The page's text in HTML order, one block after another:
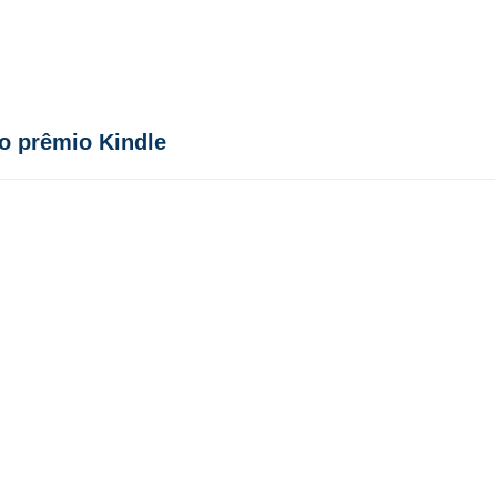
prêmio Kindle